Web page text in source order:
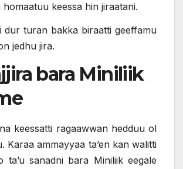
homaatuu keessa hin jiraatani.
dur turan bakka biraatti geeffamu
jedhu jira.
bara Miniliik
keessatti ragaawwan hedduu ol
Karaa ammayyaa ta’en kan walitti
ta’u sanadni bara Miniliik eegale